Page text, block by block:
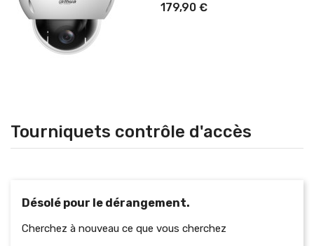
179,90 €
Tourniquets contrôle d'accès
Désolé pour le dérangement.
Cherchez à nouveau ce que vous cherchez